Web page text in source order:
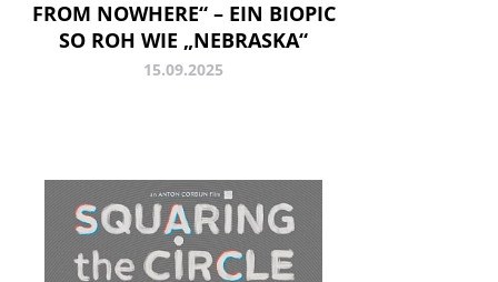
FROM NOWHERE“ – EIN BIOPIC
SO ROH WIE „NEBRASKA“
15.09.2025